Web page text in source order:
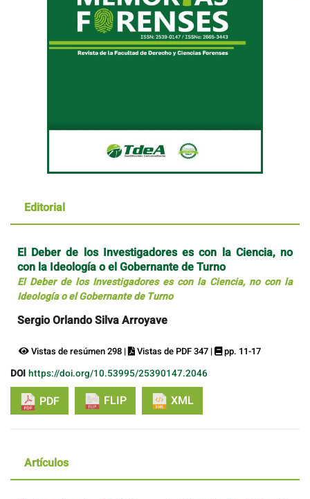
Editorial
El Deber de los Investigadores es con la Ciencia, no
con la Ideología o el Gobernante de Turno
El Deber de los Investigadores es con la Ciencia, no con la
Ideología o el Gobernante de Turno
Sergio Orlando Silva Arroyave
Vistas de resúmen 298 | Vistas de PDF 347 | pp. 11-17
DOI https://doi.org/10.53995/25390147.2046
PDF FLIP XML
Artículos